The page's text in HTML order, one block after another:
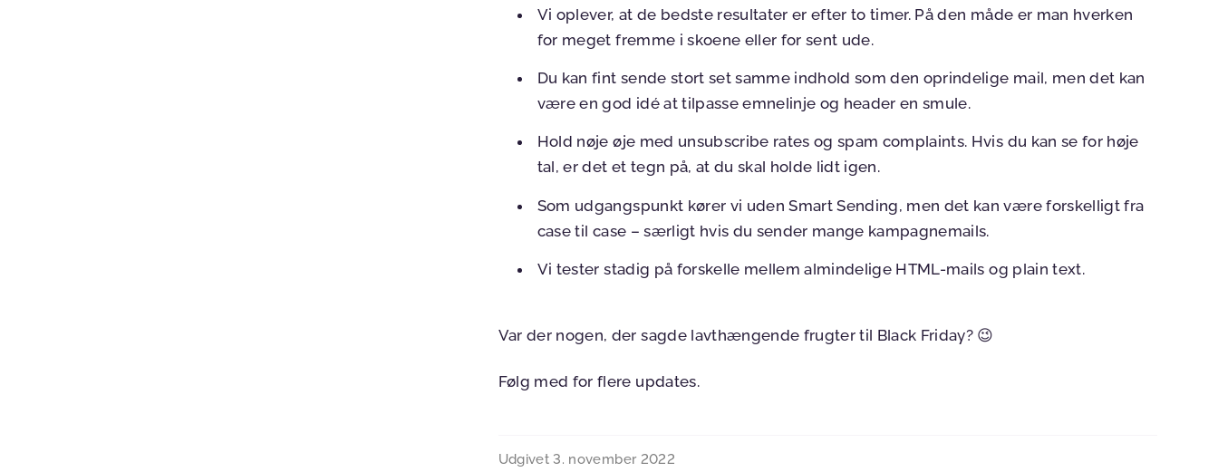
Vi oplever, at de bedste resultater er efter to timer. På den måde er man hverken
for meget fremme i skoene eller for sent ude.
Du kan fint sende stort set samme indhold som den oprindelige mail, men det kan
være en god idé at tilpasse emnelinje og header en smule.
Hold nøje øje med unsubscribe rates og spam complaints. Hvis du kan se for høje
tal, er det et tegn på, at du skal holde lidt igen.
Som udgangspunkt kører vi uden Smart Sending, men det kan være forskelligt fra
case til case – særligt hvis du sender mange kampagnemails.
Vi tester stadig på forskelle mellem almindelige HTML-mails og plain text.
Var der nogen, der sagde lavthængende frugter til Black Friday? 😉
Følg med for flere updates.
Udgivet 3. november 2022